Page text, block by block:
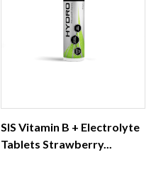
SIS Vitamin B + Electrolyte
Tablets Strawberry...